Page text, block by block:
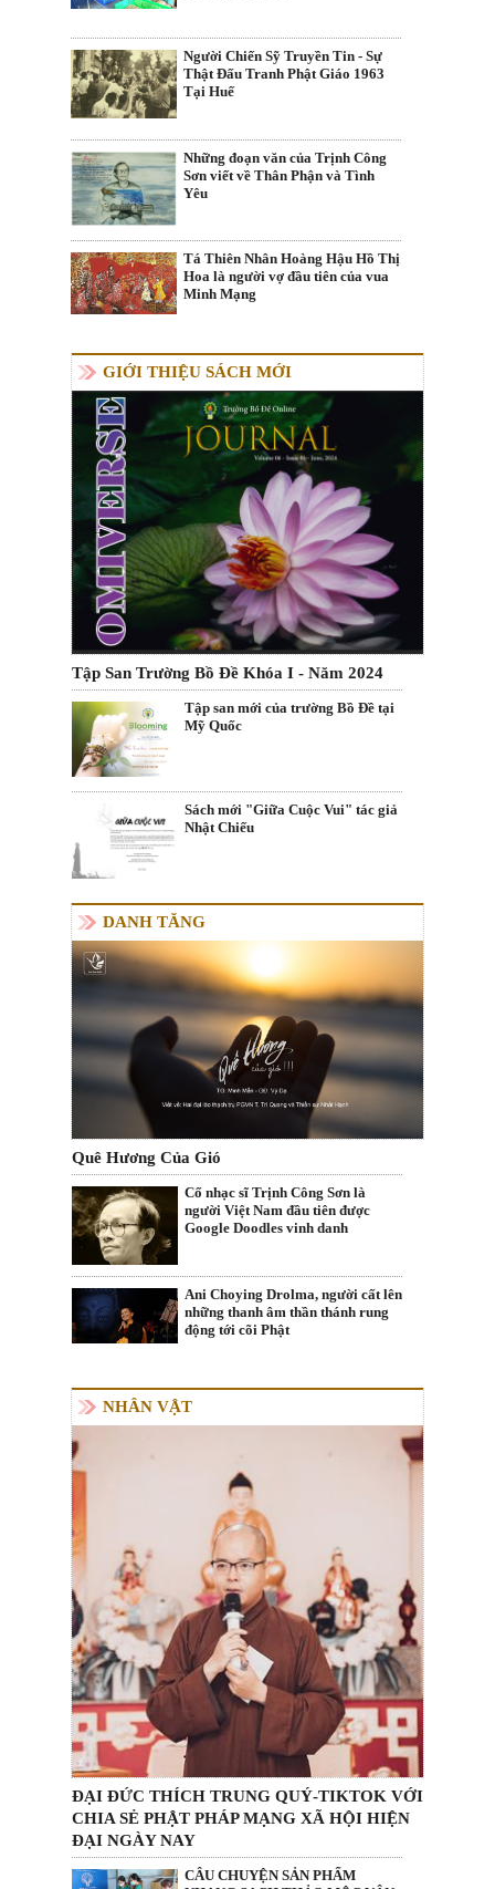
Người Chiến Sỹ Truyền Tin - Sự
Thật Đấu Tranh Phật Giáo 1963
Tại Huế
Những đoạn văn của Trịnh Công
Sơn viết về Thân Phận và Tình
Yêu
Tá Thiên Nhân Hoàng Hậu Hồ Thị
Hoa là người vợ đầu tiên của vua
Minh Mạng
GIỚI THIỆU SÁCH MỚI
Tập San Trường Bồ Đề Khóa I - Năm 2024
Tập san mới của trường Bồ Đề tại
Mỹ Quốc
Sách mới "Giữa Cuộc Vui" tác giả
Nhật Chiếu
DANH TĂNG
Quê Hương Của Gió
Cố nhạc sĩ Trịnh Công Sơn là
người Việt Nam đầu tiên được
Google Doodles vinh danh
Ani Choying Drolma, người cất lên
những thanh âm thần thánh rung
động tới cõi Phật
NHÂN VẬT
ĐẠI ĐỨC THÍCH TRUNG QUÝ-TIKTOK VỚI
CHIA SẺ PHẬT PHÁP MẠNG XÃ HỘI HIỆN
ĐẠI NGÀY NAY
CÂU CHUYỆN SẢN PHẨM